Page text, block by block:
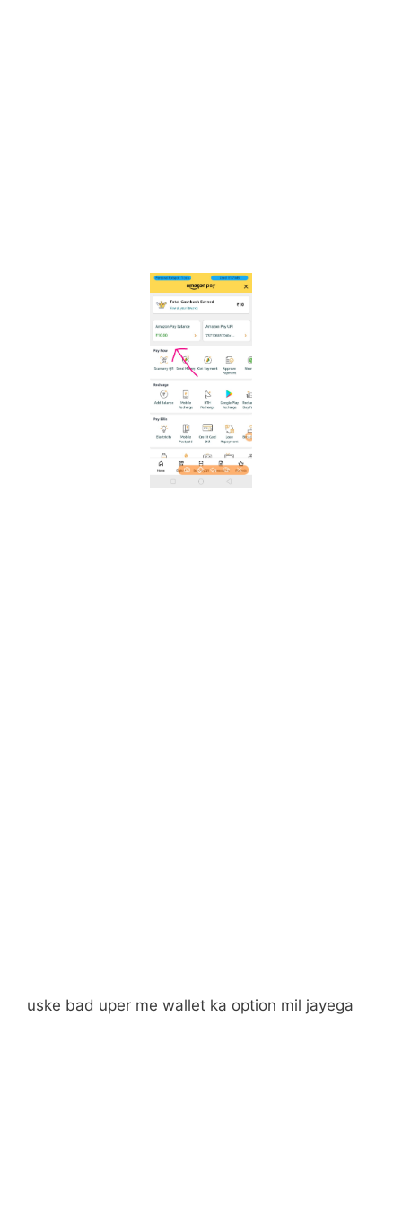
uske bad uper me wallet ka option mil jayega